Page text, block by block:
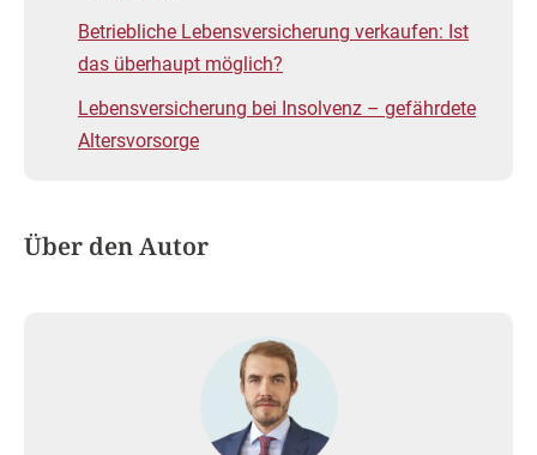
Betriebliche Lebensversicherung verkaufen: Ist
das überhaupt möglich?
Lebensversicherung bei Insolvenz – gefährdete
Altersvorsorge
Über den Autor